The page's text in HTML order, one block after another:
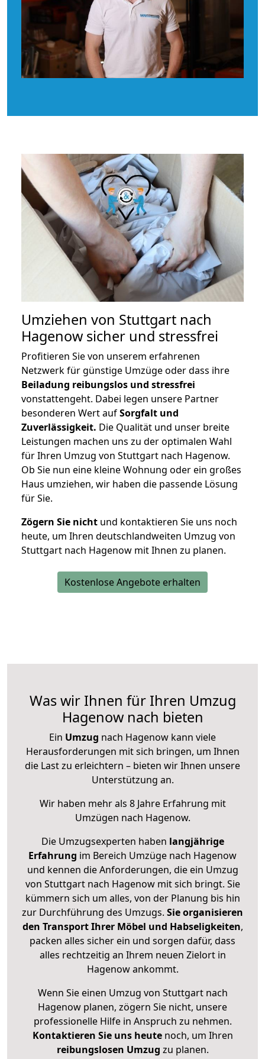
Umziehen von Stuttgart nach
Hagenow sicher und stressfrei
Profitieren Sie von unserem erfahrenen
Netzwerk für günstige Umzüge oder dass ihre
Beiladung reibungslos und stressfrei
vonstattengeht. Dabei legen unsere Partner
besonderen Wert aufSorgfalt und
Zuverlässigkeit. Die Qualität und unser breite
Leistungen machen uns zu der optimalen Wahl
für Ihren Umzug von Stuttgart nach Hagenow.
Ob Sie nun eine kleine Wohnung oder ein großes
Haus umziehen, wir haben die passende Lösung
für Sie.
Zögern Sie nicht und kontaktieren Sie uns noch
heute, um Ihren deutschlandweiten Umzug von
Stuttgart nach Hagenow mit Ihnen zu planen.
Kostenlose Angebote erhalten
Was wir Ihnen für Ihren Umzug
Hagenow nach bieten
Ein Umzug nach Hagenow kann viele
Herausforderungen mit sich bringen, um Ihnen
die Last zu erleichtern – bieten wir Ihnen unsere
Unterstützung an.
Wir haben mehr als 8 Jahre Erfahrung mit
Umzügen nach Hagenow.
Die Umzugsexperten haben langjährige
Erfahrung im Bereich Umzüge nach Hagenow
und kennen die Anforderungen, die ein Umzug
von Stuttgart nach Hagenow mit sich bringt. Sie
kümmern sich um alles, von der Planung bis hin
zur Durchführung des Umzugs. Sie organisieren
den Transport Ihrer Möbel und Habseligkeiten,
packen alles sicher ein und sorgen dafür, dass
alles rechtzeitig an Ihrem neuen Zielort in
Hagenow ankommt.
Wenn Sie einen Umzug von Stuttgart nach
Hagenow planen, zögern Sie nicht, unsere
professionelle Hilfe in Anspruch zu nehmen.
Kontaktieren Sie uns heutenoch, um Ihren
reibungslosen Umzug zu planen.